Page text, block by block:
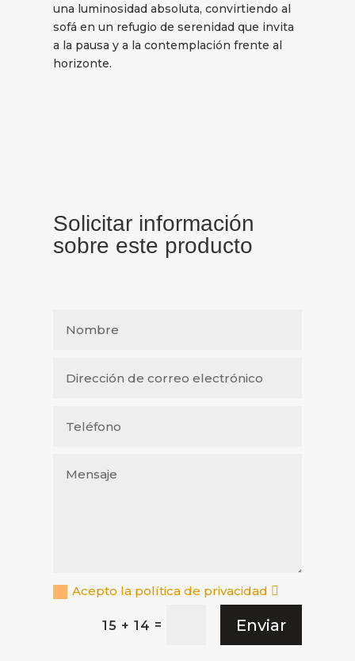
una luminosidad absoluta, convirtiendo al
sofá en un refugio de serenidad que invita
a la pausa y a la contemplación frente al
horizonte.
Solicitar información
sobre este producto
Acepto la política de privacidad
15 + 14 = Enviar